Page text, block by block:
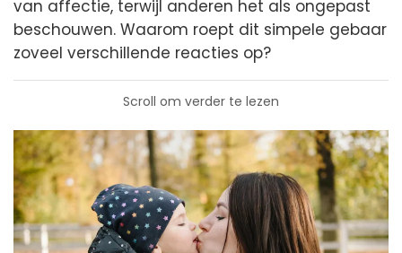
van affectie, terwijl anderen het als ongepast
beschouwen. Waarom roept dit simpele gebaar
zoveel verschillende reacties op?
Scroll om verder te lezen